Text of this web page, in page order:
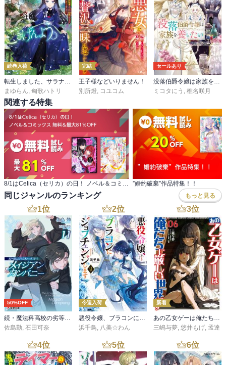
続巻入荷
まゆらん 匈歌ハトリ
完結
王子様などいりません！
別所燈 コユコム
セールあり
ミコタにう
椎名咲月
関連する特集
”婚約破棄”作品特集！！
同じジャンルのランキング もっと見る
1位
50%OFF
続・魔法科高校の劣等生 メイジアン・カンパニー(11)
佐島勤, 石田可奈
2位
今週入荷
悪役令嬢、ブラコンにジョブチェンジします９【電子特典付き】
浜千鳥, 八美☆わん
3位
新着
あの乙女ゲーは俺たちに厳しい世界です 6
三嶋与夢, 悠井もげ, 孟達
4位 5位 6位